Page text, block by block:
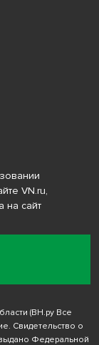
VN.ru,
на сайт
(ВН.ру Все
Свидетельство о
Федеральной